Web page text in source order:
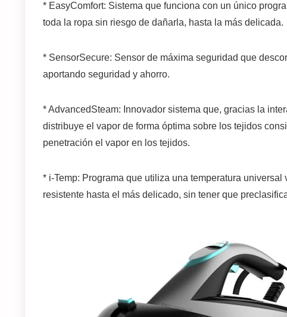
* EasyComfort: Sistema que funciona con un único
toda la ropa sin riesgo de dañarla, hasta la más delicada.
* SensorSecure: Sensor de máxima seguridad que
aportando seguridad y ahorro.
* AdvancedSteam: Innovador sistema que, gracias la
distribuye el vapor de forma óptima sobre los tejidos
penetración el vapor en los tejidos.
* i-Temp: Programa que utiliza una temperatura
resistente hasta el más delicado, sin tener que